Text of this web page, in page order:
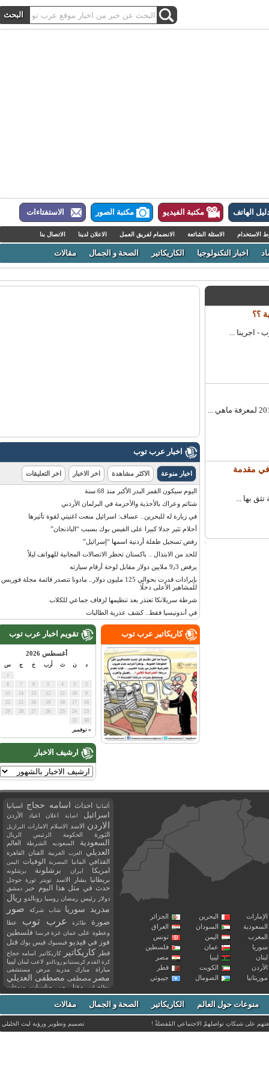
الهاتف مكتبة الفيديو مكتبة الصور الاستفتاءات
الاسئلة الشائعة الانضمام لفريق العمل الاعلان لدينا الاتصال بنا
اخبار التكنولوجيا الكاريكاتير الصحة و الجمال مقالات
؟؟
...
مقدمة
بها ...
اخبار عرب توب
اخبار منوعة الاكثر مشاهدة اخر الاخبار اخر التعليقات
اليوم سيكون القمر البدر الأكبر منذ 68 سنة
شتائم وعراك بالأحذية والأحزمة في البرلمان الأردني
في زيارة له للبحرين.. عساف: اسرائيل منعت اغنيتي لقوة تأثيرها
أحلام تثير جدلا كبيرا على الفيس بوك بسبب “الباذنجان”
رفض تسجيل طفلة أردنية اسمها “إسرائيل”
للحد من الابتذال .. باكستان تحظر الاتصالات المجانية للهواتف ليلاً
يرفض 9٫3 ملايين دولار مقابل لوحة أرقام سيارته
بإيرادات قدرت بحوالي 125 مليون دولار.. مادونا تتصدر قائمة مجلة فوربس
للمشاهير الأعلى دخلًا
شرطة سريلانكا تعتذر بعد تنظيمها لزفاف جماعي للكلاب
في أندونيسيا فقط.. كشف عذرية الطالبات
تقويم اخبار عرب توب
أغسطس 2026
أرب س
« نوفمبر
ارشيف الاخبار
كاريكاتير عرب توب
البحرين
الجزائر
السودان
العراق
اليمن
تونس
عمان
فلسطين
ليبيا
مصر
الكويت
قطر
الصومال جيبوتي
ألمانيا احداث اسامه حجاج اسبانيا
اسرائيل اصابة اعلان اعياد الأردن
الاردن الاسد الاسلام الامارات البرازيل
الثورة الحكومة الرئيس الريال
السعودية السعوديه الشرطة العالم
العديلي العرب العربية الفنان القاهرة
القذافي المانيا المصرية الوفيات اليمن
امريكا ايران برشلونة برشلونه
بريطانيا بشار الاسد تويتر ثورة جوجل
حدث في مثل هذا اليوم خبر دمشق
دولار رئيس رمضان روسيا رونالدو ريال
مدريد
سوريا شاب شركة صور
صورة طائرة عرب توب
عطا
وعطوة على عمان غزة فرنسا فلسطين
فوز في فيديو فيسبوك فيس بوك قتل
قطر كاريكاتير كاريكاتير اسامه حجاج
كرة القدم كريستيانو رونالدو لاعب لبنان ليبيا
مباراة مبارك مدريد مرض مستشفى
مصر مصطفى مصطفى العديلي
مظاهرات مقتل من مناسبات
منوعات
مواليد
موت ميسي ميلان نادي نشر
وفاة وفيات يوتيوب منوعات حول العالم الكاريكاتير الصحة و الجمال مقالات
على شبكاتِ تواصلهمْ الاجتماعي المُفضلةْ ! تصميم وتطوير ورؤيةليث الخليلي